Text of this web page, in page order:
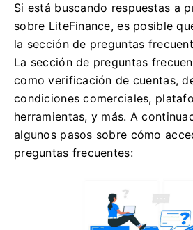
Si está buscando respuestas a
sobre LiteFinance, es posible
la sección de preguntas
La sección de preguntas
como verificación de cuentas,
condiciones comerciales,
herramientas, y más. A
algunos pasos sobre cómo
preguntas frecuentes: